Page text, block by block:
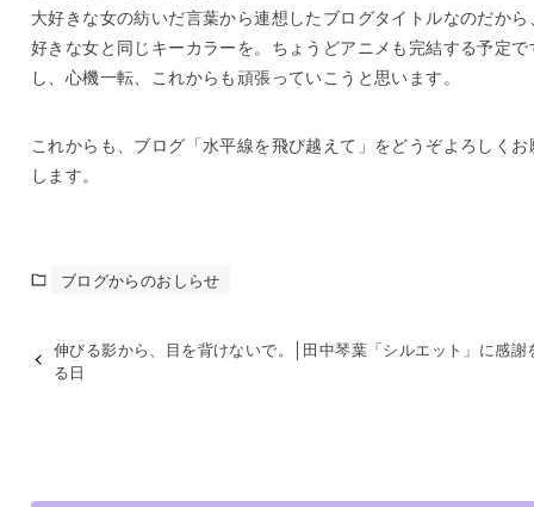
大好きな女の紡いだ言葉から連想したブログタイトルなのだから
好きな女と同じキーカラーを。ちょうどアニメも完結する予定で
し、心機一転、これからも頑張っていこうと思います。
これからも、ブログ「水平線を飛び越えて」をどうぞよろしくお
します。
ブログからのおしらせ
伸びる影から、目を背けないで。│田中琴葉「シルエット」に感謝
る日